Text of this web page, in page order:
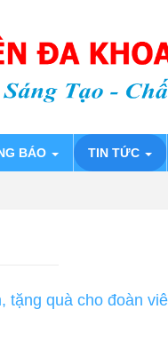
BÁO TIN TỨC
tặng quà cho đoàn